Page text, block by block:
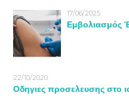
17/06/2025
Εμβολιασμός
22/10/2020
Οδηγιες προσελευσης στο